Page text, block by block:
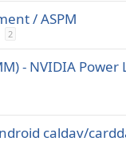
/ ASPM
2
- NVIDIA Power
caldav/